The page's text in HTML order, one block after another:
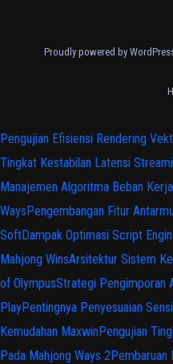
Proudly powered by
Pengujian Efisiensi Rendering
Tingkat Kestabilan Latensi
Manajemen Algoritma Beban
WaysPengembangan Fitur
SoftDampak Optimasi Script
Mahjong WinsArsitektur Sistem
of OlympusStrategi Pengimporan
PlayPentingnya Penyesuaian
Kemudahan MaxwinPengujian
Pada Mahjong Ways 2Pembaruan